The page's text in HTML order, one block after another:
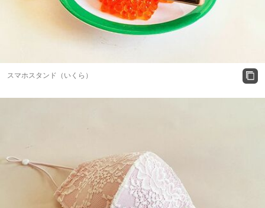
スマホスタンド（いくら）